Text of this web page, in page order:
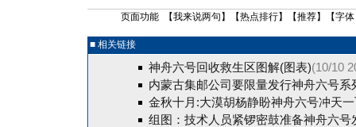
页面功能 【我来说两句 】【热点排行】【推荐】【字体
■ 相关链接
神舟六号回收救生区图解(图表)(10/10
内蒙古集邮公司要限量发行神舟六号系
金秋十月:大漠胡杨静盼神舟六号冲天
组图：技术人员紧锣密鼓准备神舟六号